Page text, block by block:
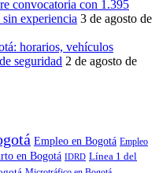
convocatoria con 1.395
experiencia 3 de agosto de
horarios, vehículos
seguridad 2 de agosto de
Empleo en Bogotá Empleo
en Bogotá IDRD Línea 1 del